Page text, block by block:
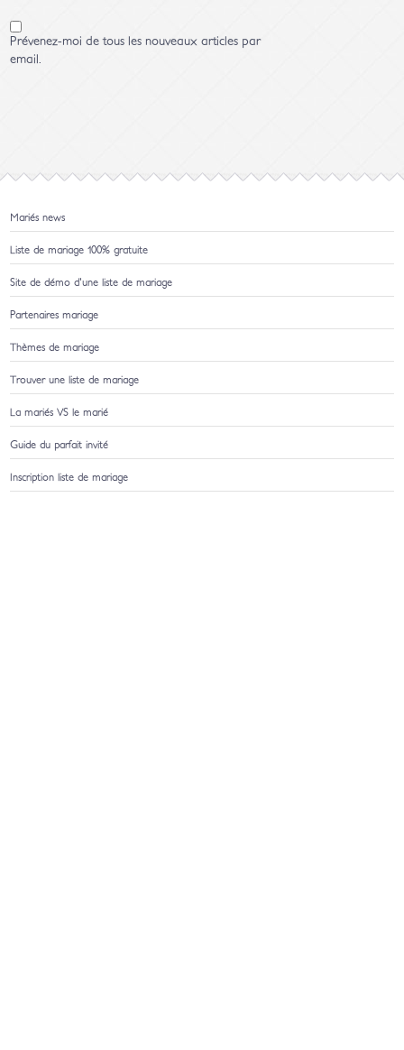
Prévenez-moi de tous les nouveaux articles par
email.
Mariés news
Liste de mariage 100% gratuite
Site de démo d'une liste de mariage
Partenaires mariage
Thèmes de mariage
Trouver une liste de mariage
La mariés VS le marié
Guide du parfait invité
Inscription liste de mariage